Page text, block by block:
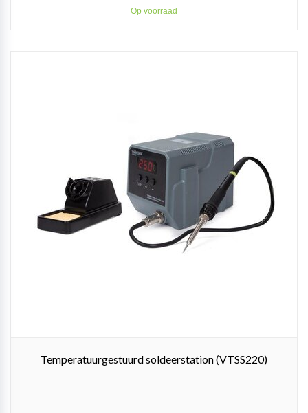
Op voorraad
Temperatuurgestuurd soldeerstation (VTSS220)